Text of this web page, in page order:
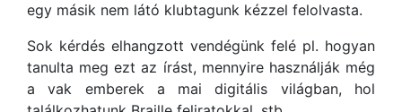
egy másik nem látó klubtagunk kézzel felolvasta.
Sok kérdés elhangzott vendégünk felé pl. hogyan
tanulta meg ezt az írást, mennyire használják még
a vak emberek a mai digitális világban, hol